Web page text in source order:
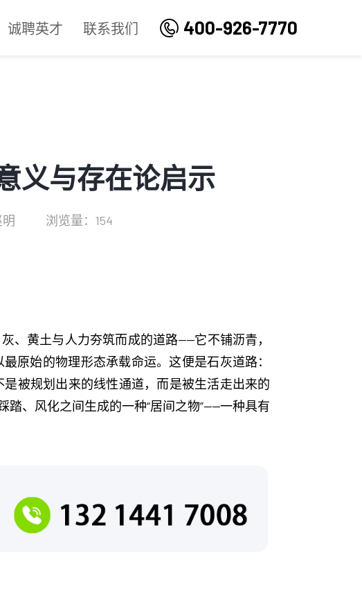
诚聘英才 联系我们 400-926-7770
义与存在论启示
浏览量：154
、黄土与人力夯筑而成的道路——它不铺沥青，
原始的物理形态承载命运。这便是石灰道路：
是被规划出来的线性通道，而是被生活走出来的
、风化之间生成的一种“居间之物”——一种具有